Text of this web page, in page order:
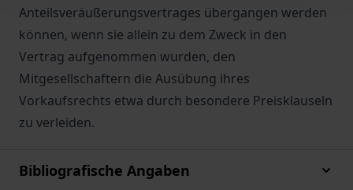
Anteilsveräußerungsvertrages übergangen werden
können, wenn sie allein zu dem Zweck in den
Vertrag aufgenommen wurden, den
Mitgesellschaftern die Ausübung ihres
Vorkaufsrechts etwa durch besondere Preisklauseln
zu verleiden.
Bibliografische Angaben